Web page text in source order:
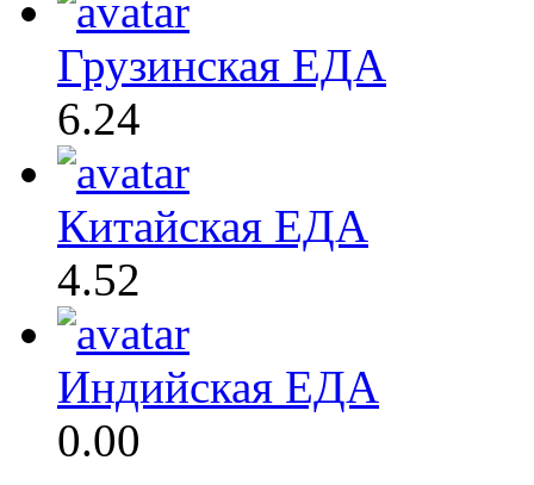
Грузинская ЕДА
6.24
Китайская ЕДА
4.52
Индийская ЕДА
0.00